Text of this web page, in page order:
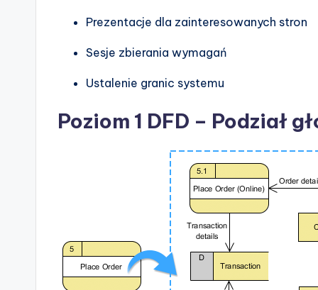
Prezentacje dla zainteresowanych stron
Sesje zbierania wymagań
Ustalenie granic systemu
Poziom 1 DFD – Podział